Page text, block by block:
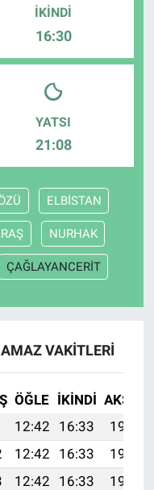
İKINDI
16:30
YATSI
21:08
ELBİSTAN
NURHAK
ÇAĞLAYANCERİT
VAKITLERI
ÖĞLE İKINDI AKŞAM
12:42 16:33
19:53
12:42 16:33
19:53
12:42 16:33
19:52